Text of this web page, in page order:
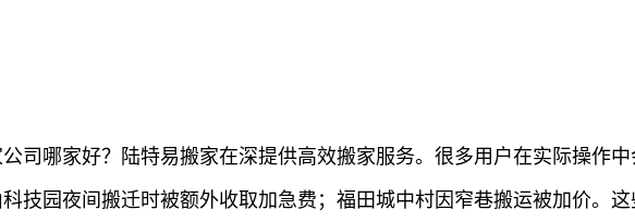
司哪家好？陆特易搬家在深提供高效搬家服务。很多用户在实际操作
技园夜间搬迁时被额外收取加急费；福田城中村因窄巷搬运被加价。